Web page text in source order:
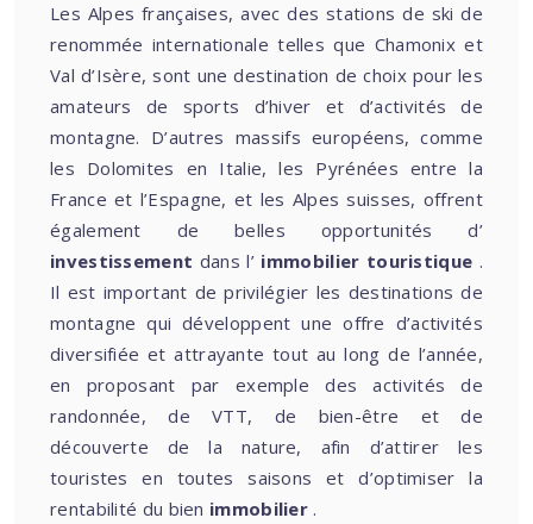
Les Alpes françaises, avec des stations de ski de
renommée internationale telles que Chamonix et
Val d’Isère, sont une destination de choix pour les
amateurs de sports d’hiver et d’activités de
montagne. D’autres massifs européens, comme
les Dolomites en Italie, les Pyrénées entre la
France et l’Espagne, et les Alpes suisses, offrent
également de belles opportunités d’
investissement dans l’ immobilier touristique .
Il est important de privilégier les destinations de
montagne qui développent une offre d’activités
diversifiée et attrayante tout au long de l’année,
en proposant par exemple des activités de
randonnée, de VTT, de bien-être et de
découverte de la nature, afin d’attirer les
touristes en toutes saisons et d’optimiser la
rentabilité du bien immobilier.